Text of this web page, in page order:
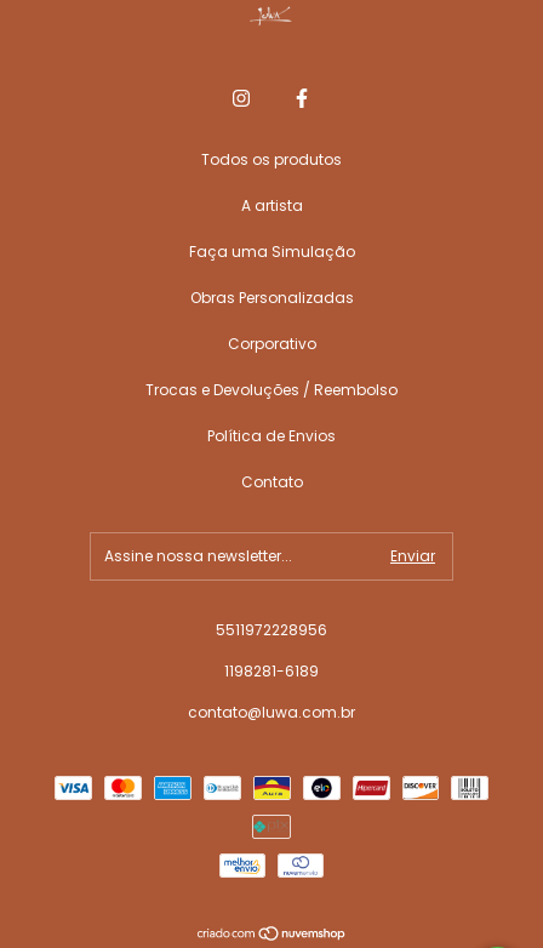
Todos os produtos
A artista
Faça uma Simulação
Obras Personalizadas
Corporativo
Trocas e Devoluções / Reembolso
Política de Envios
Contato
5511972228956
1198281-6189
contato@luwa.com.br